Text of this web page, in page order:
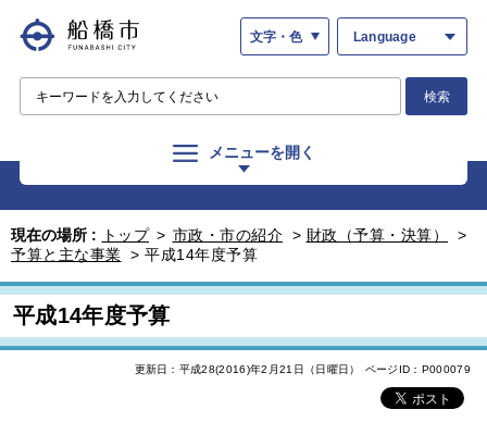
文字・色 Language
検索
メニューを開く
現在の場所 : トップ > 市政・市の紹介 > 財政（予算・決算）
>
予算と主な事業 > 平成14年度予算
平成14年度予算
更新日：平成28(2016)年2月21日（日曜日） ページID：P000079